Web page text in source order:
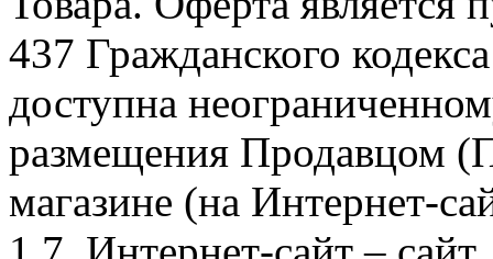
437 Гражданского
доступна
размещения Продавцом
магазине (на Интернет-